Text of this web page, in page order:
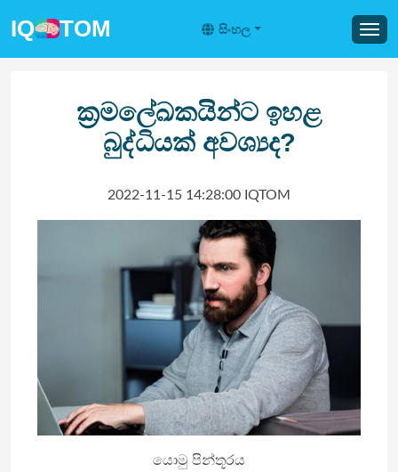
IQ TOM සිංහල
ක්‍රමලේඛකයින්ට ඉහළ
බුද්ධියක් අවශ්‍යද?
2022-11-15 14:28:00 IQTOM
යොමු පින්තූරය